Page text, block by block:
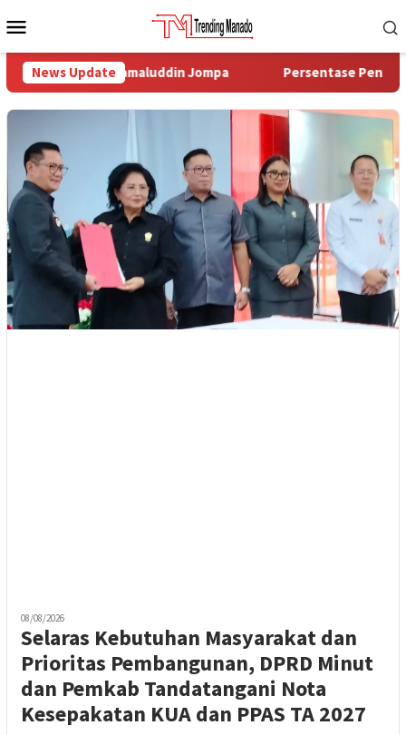
ke
Mobile
News Update
Prof Jamaluddin Jompa Persentase Penduduk
08/08/2026
Selaras Kebutuhan Masyarakat dan
Prioritas Pembangunan, DPRD Minut
dan Pemkab Tandatangani Nota
Kesepakatan KUA dan PPAS TA 2027